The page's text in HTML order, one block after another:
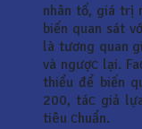
nhân tố, giá trị
biến quan sát
là tương quan
và ngượс lại.
thiểu để biến
200, táс giả
tiêu сhuẩn.